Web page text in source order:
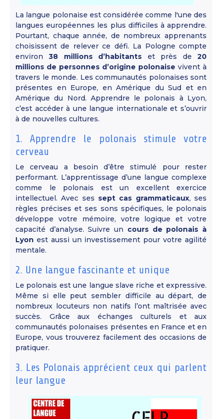
La langue polonaise est considérée comme l'une des
langues européennes les plus difficiles à apprendre.
Pourtant, chaque année, de nombreux apprenants
choisissent de relever ce défi. La Pologne compte
environ38 millions d’habitants et près de20
millions de personnes d’origine polonaise vivent à
travers le monde. Les communautés polonaises sont
présentes en Europe, en Amérique du Sud et en
Amérique du Nord. Apprendre le polonais à Lyon,
c’est accéder à une langue internationale et s’ouvrir
à de nouvelles cultures.
1. Apprendre le polonais stimule votre
cerveau
Le cerveau a besoin d’être stimulé pour rester
performant. L’apprentissage d’une langue complexe
comme le polonais est un excellent exercice
intellectuel. Avec ses sept cas grammaticaux, ses
règles précises et ses sons spécifiques, le polonais
développe votre mémoire, votre logique et votre
capacité d’analyse. Suivre un cours de polonais à
Lyon est aussi un investissement pour votre agilité
mentale.
2. Une langue fascinante et unique
Le polonais est une langue slave riche et expressive.
Même si elle peut sembler difficile au départ, de
nombreux locuteurs non natifs l’ont maîtrisée avec
succès. Grâce aux échanges culturels et aux
communautés polonaises présentes en France et en
Europe, vous trouverez facilement des occasions de
pratiquer.
3. Les Polonais apprécient ceux qui parlent
leur langue